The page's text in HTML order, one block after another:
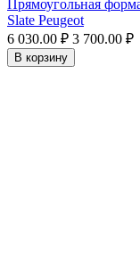
Прямоугольная
Slate Peugeot
6 030.00 ₽ 3 700.00 ₽
В корзину